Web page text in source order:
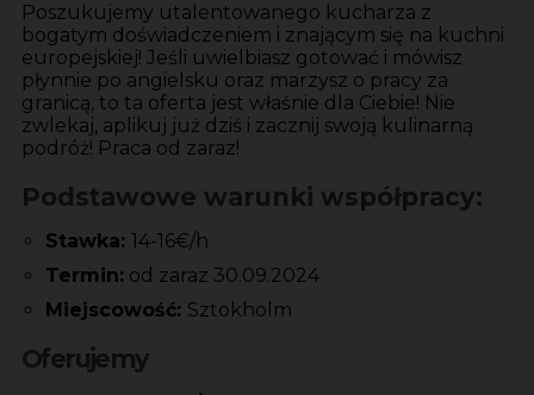
Poszukujemy utalentowanego kucharza z
bogatym doświadczeniem i znającym się na kuchni
europejskiej! Jeśli uwielbiasz gotować i mówisz
płynnie po angielsku oraz marzysz o pracy za
granicą, to ta oferta jest właśnie dla Ciebie! Nie
zwlekaj, aplikuj już dziś i zacznij swoją kulinarną
podróż! Praca od zaraz!
Podstawowe warunki współpracy:
Stawka: 14-16€/h
Termin: od zaraz 30.09.2024
Miejscowość: Sztokholm
Oferujemy